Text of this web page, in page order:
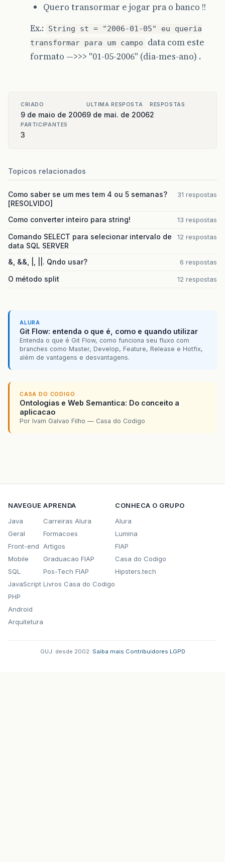
Quero transormar e jogar pra o banco !!
Ex.:
String st = "2006-01-05" eu queria
transformar para um campo
data com este
formato —>>> "01-05-2006" (dia-mes-ano) .
CRIADO
9 de maio de 2006
ULTIMA RESPOSTA
9 de mai. de 2006
RESPOSTAS
2
PARTICIPANTES
3
Topicos relacionados
Como saber se um mes tem 4 ou 5 semanas?
[RESOLVIDO]
31 respostas
Como converter inteiro para string! 13 respostas
Comando SELECT para selecionar intervalo de
data SQL SERVER
12 respostas
&, &&, |, ||. Qndo usar? 6 respostas
O método split 12 respostas
ALURA
Git Flow: entenda o que é, como e quando utilizar
Entenda o que é Git Flow, como funciona seu fluxo com
branches como Master, Develop, Feature, Release e Hotfix,
além de vantagens e desvantagens.
CASA DO CODIGO
Ontologias e Web Semantica: Do conceito a
aplicacao
Por Ivam Galvao Filho — Casa do Codigo
NAVEGUE
Java
Geral
Front-end
Mobile
SQL
JavaScript
PHP
Android
Arquitetura
APRENDA
Carreiras Alura
Formacoes
Artigos
Graduacao FIAP
Pos-Tech FIAP
Livros Casa do Codigo
CONHECA O GRUPO
Alura
Lumina
FIAP
Casa do Codigo
Hipsters.tech
GUJ: desde 2002. Saiba mais Contribuidores LGPD